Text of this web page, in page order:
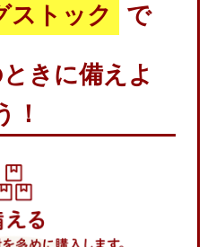
ストック で
きに備えよ
！